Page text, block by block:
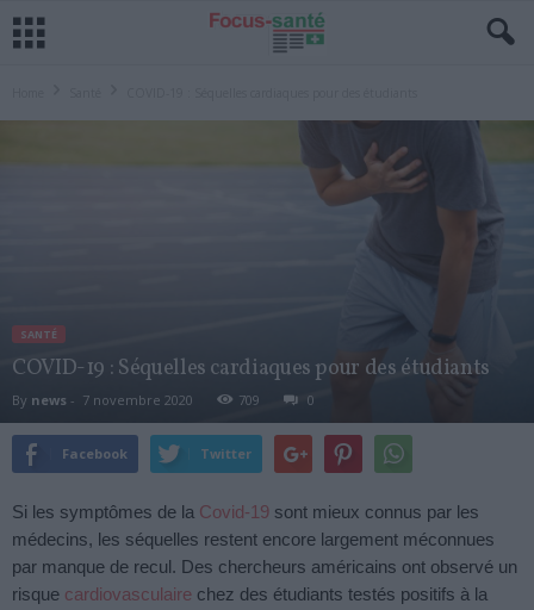
SANTÉ
COVID-19 : Séquelles cardiaques pour des étudiants
By news - 7 novembre 2020 709 0
Facebook Twitter
Si les symptômes de la Covid-19 sont mieux connus par les
médecins, les séquelles restent encore largement méconnues
par manque de recul. Des chercheurs américains ont observé un
risque cardiovasculaire chez des étudiants testés positifs à la